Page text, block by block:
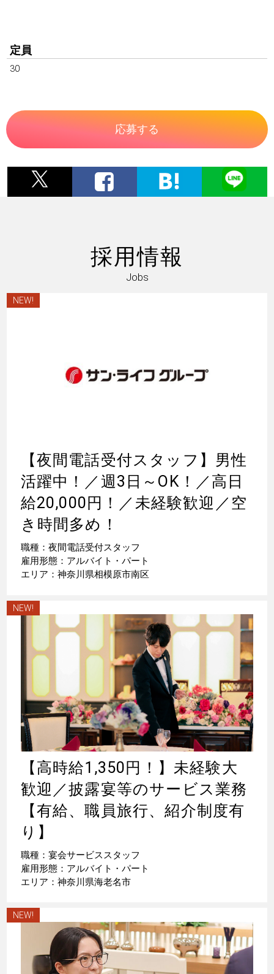
定員
30
応募する
採用情報
Jobs
NEW!
【夜間電話受付スタッフ】男性
活躍中！／週3日～OK！／高日
給20,000円！／未経験歓迎／空
き時間多め！
職種：夜間電話受付スタッフ
雇用形態：アルバイト・パート
エリア：神奈川県相模原市南区
NEW!
【高時給1,350円！】未経験大
歓迎／披露宴等のサービス業務
【有給、職員旅行、紹介制度有
り】
職種：宴会サービススタッフ
雇用形態：アルバイト・パート
エリア：神奈川県海老名市
NEW!